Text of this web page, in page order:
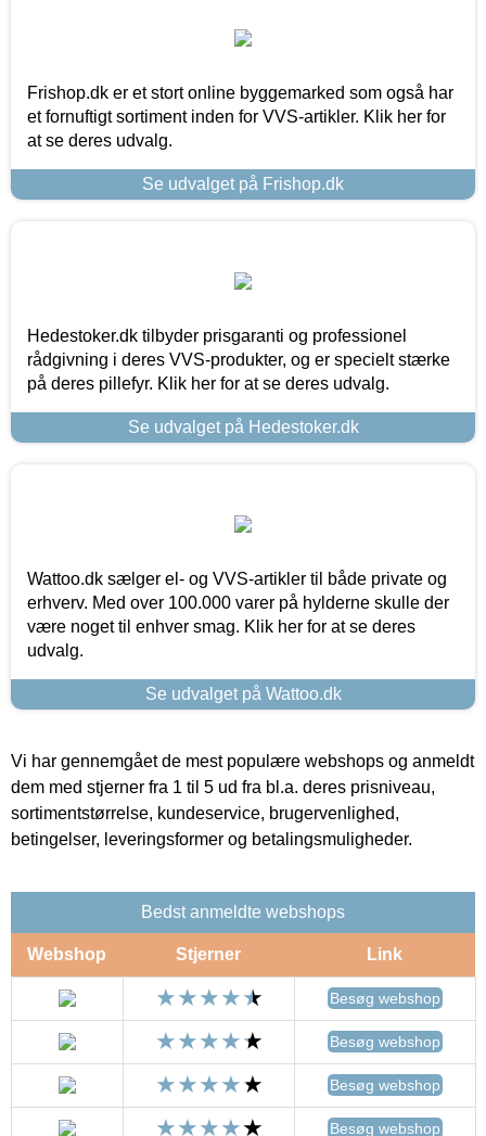
Frishop.dk er et stort online byggemarked som også har
et fornuftigt sortiment inden for VVS-artikler. Klik her for
at se deres udvalg.
Se udvalget på Frishop.dk
Hedestoker.dk tilbyder prisgaranti og professionel
rådgivning i deres VVS-produkter, og er specielt stærke
på deres pillefyr. Klik her for at se deres udvalg.
Se udvalget på Hedestoker.dk
Wattoo.dk sælger el- og VVS-artikler til både private og
erhverv. Med over 100.000 varer på hylderne skulle der
være noget til enhver smag. Klik her for at se deres
udvalg.
Se udvalget på Wattoo.dk
Vi har gennemgået de mest populære webshops og anmeldt
dem med stjerner fra 1 til 5 ud fra bl.a. deres prisniveau,
sortimentstørrelse, kundeservice, brugervenlighed,
betingelser, leveringsformer og betalingsmuligheder.
Bedst anmeldte webshops
Webshop Stjerner Link
Besøg webshop
Besøg webshop
Besøg webshop
Besøg webshop